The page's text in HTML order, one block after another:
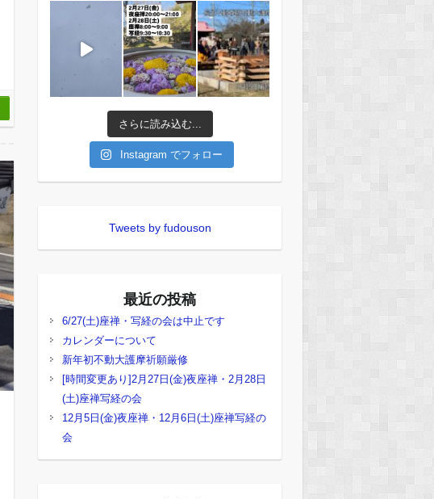
さらに読み込む...
Instagram でフォロー
Tweets by fudouson
最近の投稿
6/27(土)座禅・写経の会は中止です
カレンダーについて
新年初不動大護摩祈願厳修
[時間変更あり]2月27日(金)夜座禅・2月28日
(土)座禅写経の会
12月5日(金)夜座禅・12月6日(土)座禅写経の
会